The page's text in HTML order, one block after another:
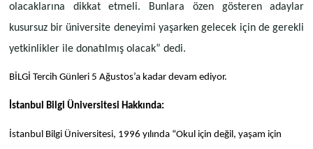
olacaklarına dikkat etmeli. Bunlara özen gösteren adaylar
kusursuz bir üniversite deneyimi yaşarken gelecek için de gerekli
yetkinlikler ile donatılmış olacak” dedi.
BİLGİ Tercih Günleri 5 Ağustos’a kadar devam ediyor.
İstanbul Bilgi Üniversitesi Hakkında:
İstanbul Bilgi Üniversitesi, 1996 yılında “Okul için değil, yaşam için